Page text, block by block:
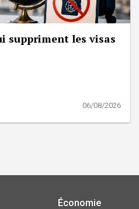
suppriment les visas
06/08/2026
Économie